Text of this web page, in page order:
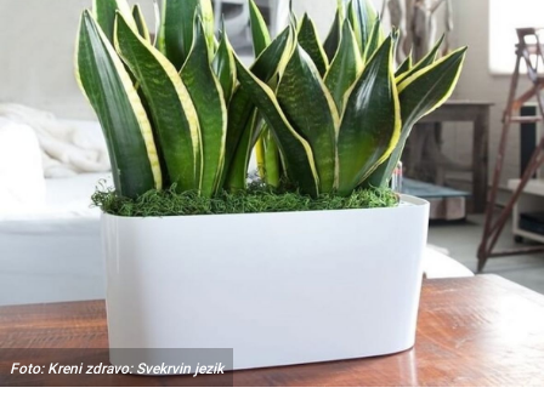
Foto: Kreni zdravo: Svekrvin jezik